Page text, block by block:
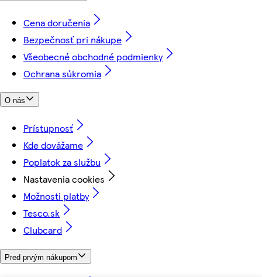
Cena doručenia
Bezpečnosť pri nákupe
Všeobecné obchodné podmienky
Ochrana súkromia
O nás
Prístupnosť
Kde dovážame
Poplatok za službu
Nastavenia cookies
Možnosti platby
Tesco.sk
Clubcard
Pred prvým nákupom